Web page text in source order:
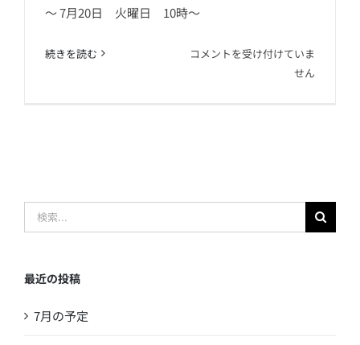
～ 7月20日 火曜日 10時～
続きを読む
6コメントを受け付けていま
せん
索
最近の投稿
7月の予定